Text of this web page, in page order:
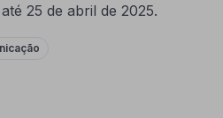
25 de abril de 2025.